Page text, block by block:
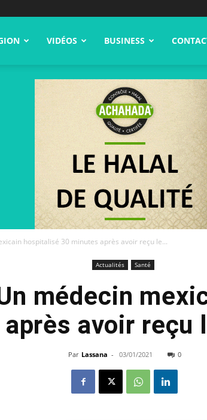
VIDÉOS BUSINESS
hospitalisé 30 minutes après avoir reçu le...
Actualités Santé
médecin
avoir reçu
Par Lassana - 03/01/2021 0